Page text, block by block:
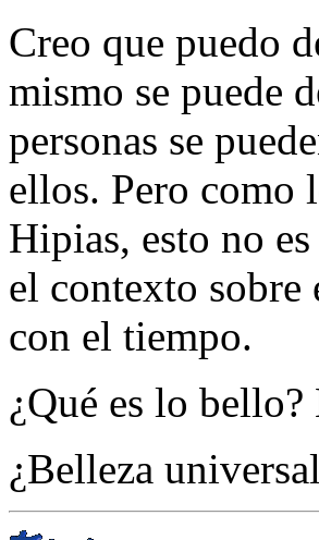
Creo que puedo
mismo se puede
personas se
ellos. Pero como
Hipias, esto no
el contexto sobre
con el tiempo.
¿Qué es lo
¿Belleza